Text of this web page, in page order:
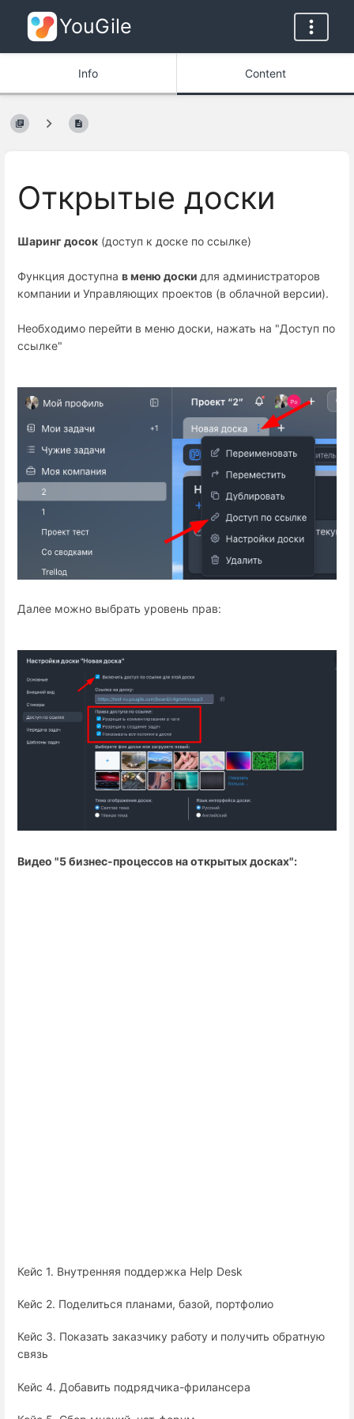
YouGile
Info Content
Открытые доски
Шаринг досок (доступ к доске по ссылке)
Функция доступна в меню доски для администраторов
компании и Управляющих проектов (в облачной версии).
Необходимо перейти в меню доски, нажать на "Доступ по
ссылке"
Далее можно выбрать уровень прав:
Видео "5 бизнес-процессов на открытых досках":
Кейс 1. Внутренняя поддержка Help Desk
Кейс 2. Поделиться планами, базой, портфолио
Кейс 3. Показать заказчику работу и получить обратную
связь
Кейс 4. Добавить подрядчика-фрилансера